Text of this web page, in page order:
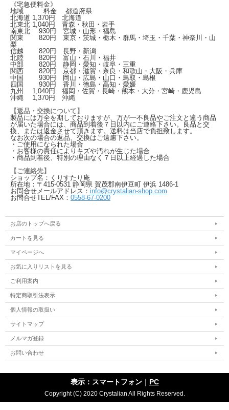
《宅急便料金》
地域 料金 都道府県
北海道 1,370円 北海道
北東北 1,040円 青森・秋田・岩手
南東北 930円 宮城・山形・福島
関東 820円 東京・茨城・栃木・群馬・埼玉・千葉・神奈川・山
梨
信越 820円 長野・新潟
北陸 820円 富山・石川・福井
中部 820円 静岡・愛知・岐阜・三重
関西 820円 京都・滋賀・奈良・和歌山・大阪・兵庫
中国 930円 岡山・広島・山口・鳥取・島根
四国 930円 香川・徳島・高知・愛媛
九州 1,040円 福岡・佐賀・長崎・熊本・大分・宮崎・鹿児島
沖縄 1,370円 沖縄
【返品・交換について】
製品には万全を期しておりますが、万が一不良品やご注文と違う商品
が届いた場合には、商品到着後７日以内にご連絡下さい。良品と交
換、または返金させて頂きます。送料は当店で負担致します。
なお次の場合の返品、交換はご遠慮下さい。
・ご使用になられた場合
・お客様の責任によりキズや汚れが生じた場合
・商品到着後、特別の理由なく７日以上経過した場合
【ご連絡先】
ショップ名：くりすたり庵
所在地：〒415-0531 静岡県 賀茂郡南伊豆町 伊浜 1486-1
お問合せメールアドレス： info@crystalian-shop.com
お問合せTEL/FAX： 0558-67-0200
お店のトップへ戻る
カートを見る
マイページへ
お気に入りリストを見る
ご利用案内
特定商取引法表示
個人情報の取扱い
サイトマップ
メルマガ登録
お問い合わせ
表示：スマートフォン｜ PC
Copyright (C) 2020 Crystalian All Rights Reserved.